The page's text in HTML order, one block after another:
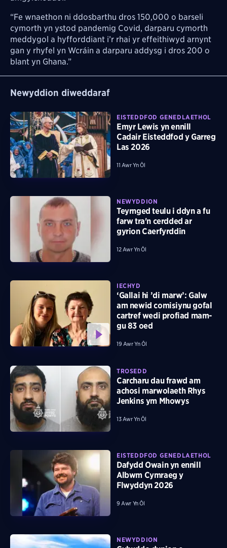
“Fe wnaethon ni ddosbarthu dros 150,000 o barseli
cymorth yn ystod pandemig Covid, darparu cymorth
meddygol a hyfforddiant i’r rhai yr effeithiwyd arnynt
gan y rhyfel yn Wcráin a darparu addysg i dros 200 o
blant yn Ghana.”
Newyddion diweddaraf
EISTEDDFOD GENEDLAETHOL
Emyr Lewis yn ennill
Cadair Eisteddfod y Garreg
Las 2026
11 Awr Yn Ôl
NEWYDDION
Teyrnged teulu i ddyn a fu
farw tra'n cerdded ar
gyrion Caerfyrddin
12 Awr Yn Ôl
IECHYD
‘Gallai hi ’di marw’: Galw
am newid comisiynu gofal
cartref wedi profiad mam-
gu 83 oed
19 Awr Yn Ôl
TROSEDD
Carcharu dau frawd am
achosi marwolaeth Rhys
Jenkins ym Mhowys
13 Awr Yn Ôl
EISTEDDFOD GENEDLAETHOL
Dafydd Owain yn ennill
Albwm Cymraeg y
Flwyddyn 2026
9 Awr Yn Ôl
NEWYDDION